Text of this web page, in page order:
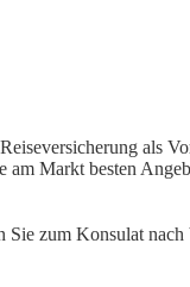
als
Markt besten
Sie zum Konsulat nach